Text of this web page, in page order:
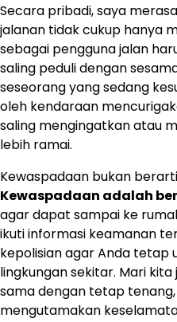
Secara pribadi, saya
jalanan tidak cukup hanya
sebagai pengguna jalan
saling peduli dengan
seseorang yang sedang
oleh kendaraan
saling mengingatkan atau
lebih ramai.
Kewaspadaan bukan
Kewaspadaan adalah
agar dapat sampai ke
ikuti informasi keamanan
kepolisian agar Anda tetap
lingkungan sekitar. Mari
sama dengan tetap tenang,
mengutamakan